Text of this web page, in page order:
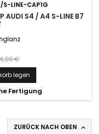
LINE-CAP1G
AUDI S4 / A4 S-LINE B7
€
legen
Fertigung
ZURÜCK NACH OBEN 